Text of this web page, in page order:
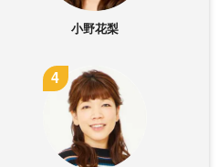
小野花梨